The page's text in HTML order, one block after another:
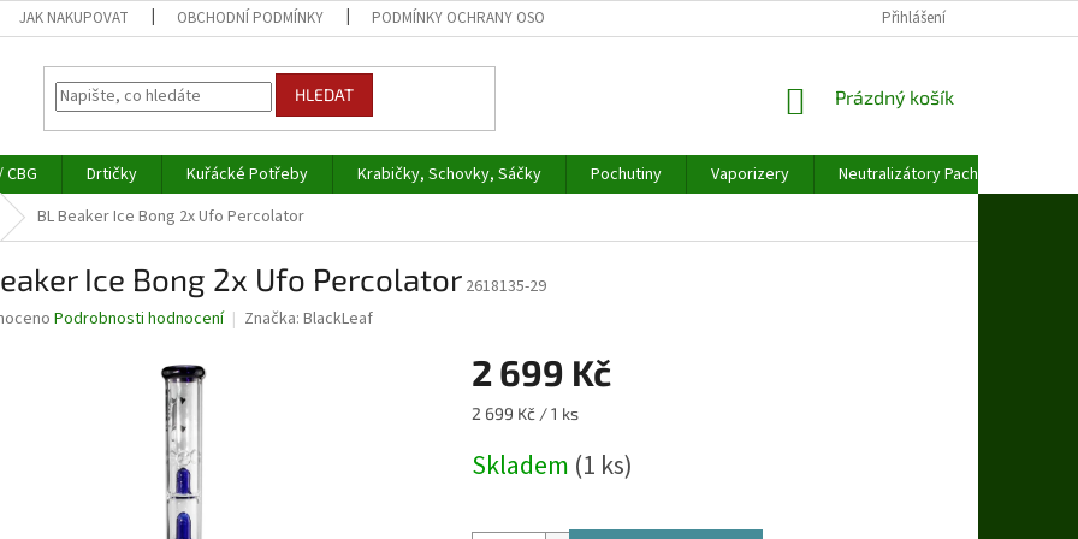
JAK NAKUPOVAT OBCHODNÍ PODMÍNKY PODMÍNKY OCHRANY OSOBNÍCH ÚDAJŮ Přihlášení
HLEDAT
NÁKUPNÍ
Prázdný košík
CBG Drtičky Kuřácké Potřeby Krabičky, Schovky, Sáčky Pochutiny Vaporizery Neutralizátory Pachu
BL Beaker Ice Bong 2x Ufo Percolator
Ice Bong 2x Ufo Percolator 2618135-29
Podrobnosti hodnocení Značka: BlackLeaf
2 699 Kč
Měrná
2 699 Kč / 1 ks
Skladem (1 ks)